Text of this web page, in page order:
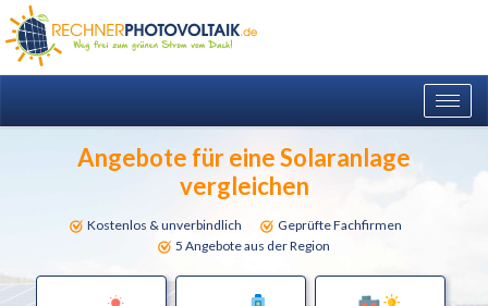
Angebote für eine Solaranlage
vergleichen
Kostenlos & unverbindlich
Geprüfte Fachfirmen
5 Angebote aus der Region